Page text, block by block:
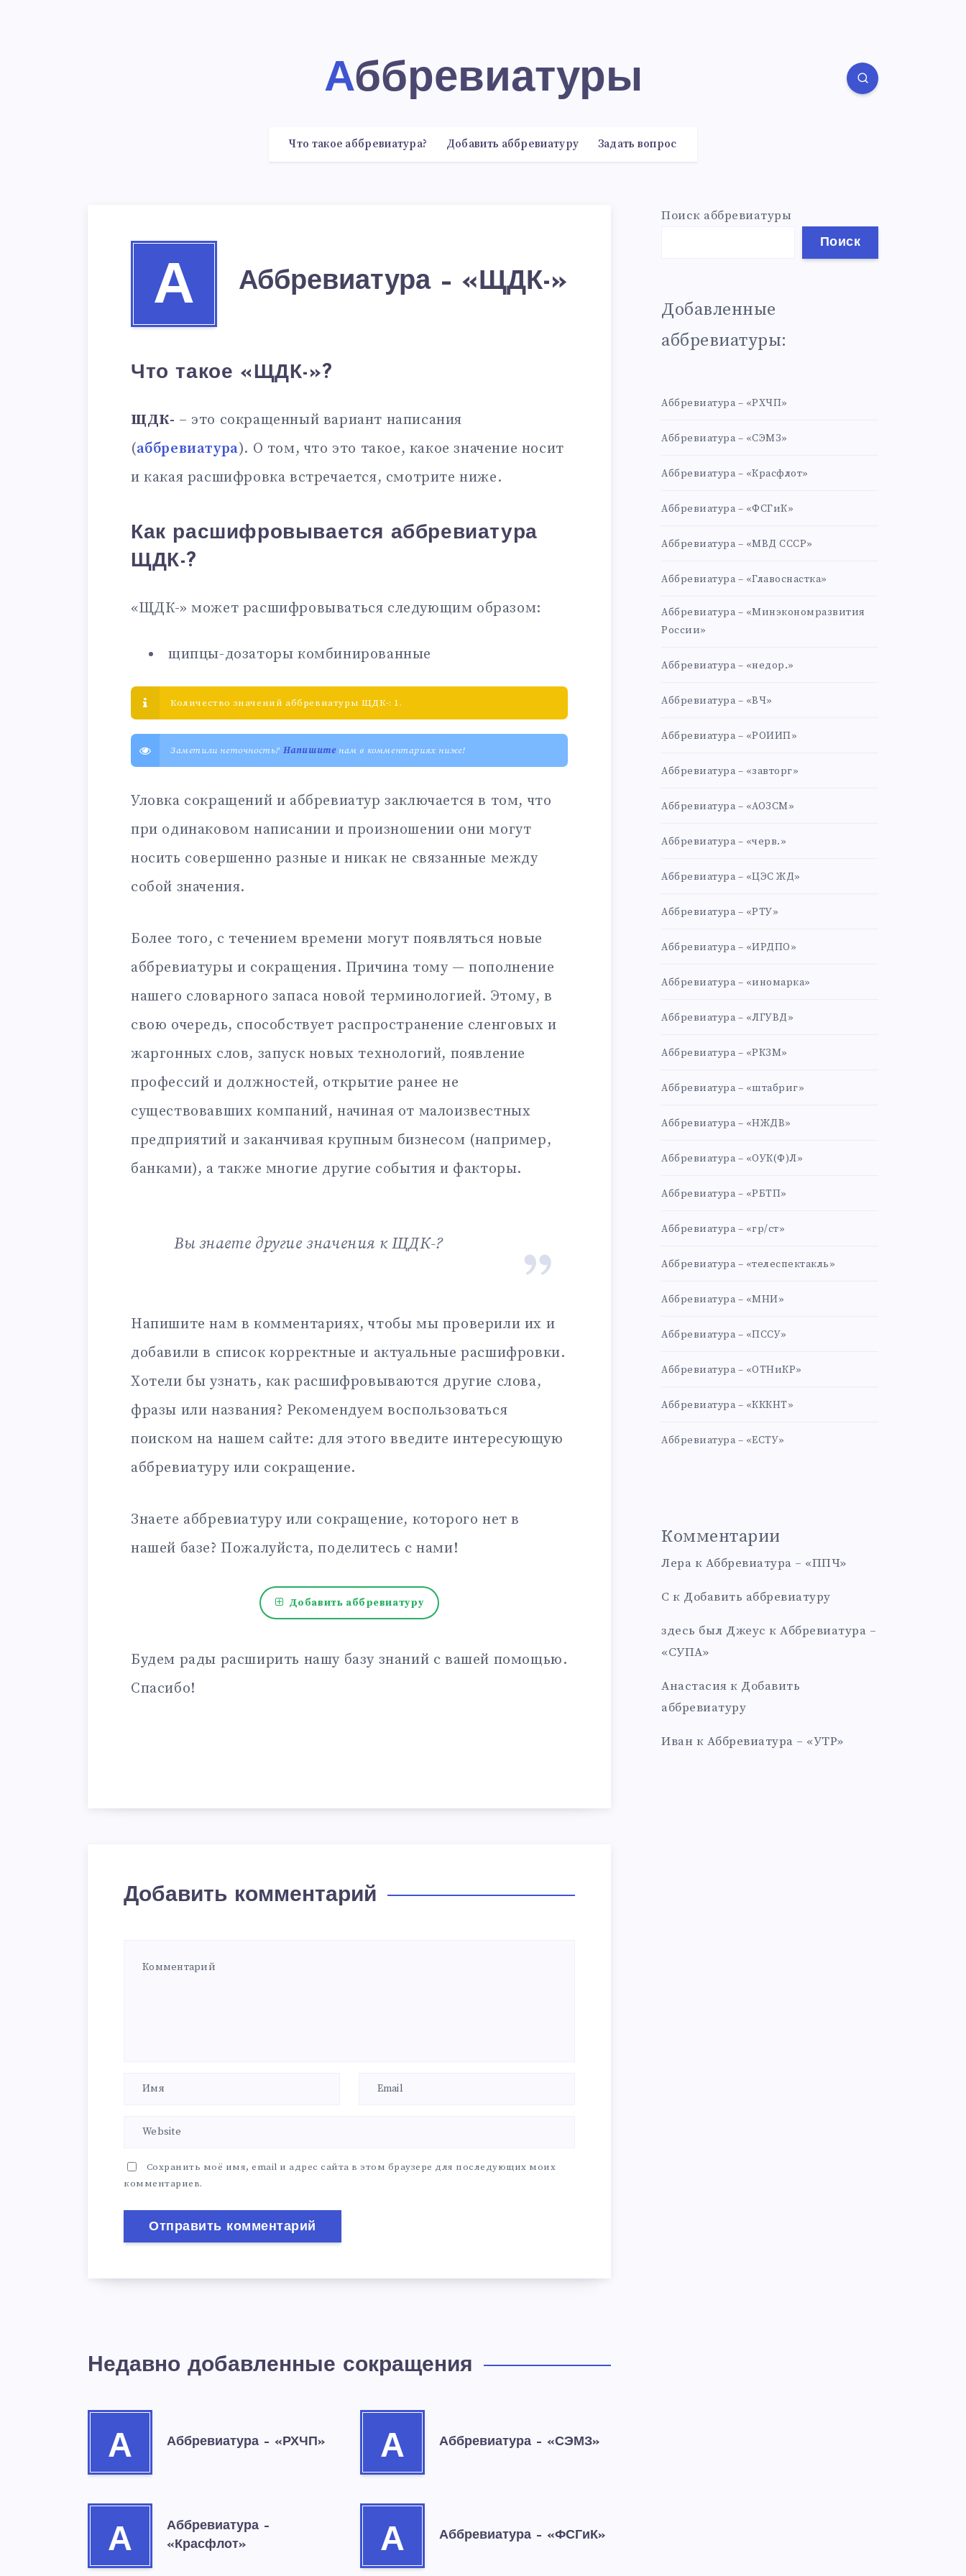
Аббревиатуры
Что такое аббревиатура? Добавить аббревиатуру Задать вопрос
А Аббревиатура – «ЩДК-»
Что такое «ЩДК-»?
ЩДК- – это сокращенный вариант написания
(аббревиатура). О том, что это такое, какое значение носит
и какая расшифровка встречается, смотрите ниже.
Как расшифровывается аббревиатура
ЩДК-?
«ЩДК-» может расшифровываться следующим образом:
щипцы-дозаторы комбинированные
Количество значений аббревиатуры ЩДК-: 1.
Заметили неточность? Напишитенам в комментариях ниже!
Уловка сокращений и аббревиатур заключается в том, что
при одинаковом написании и произношении они могут
носить совершенно разные и никак не связанные между
собой значения.
Более того, с течением времени могут появляться новые
аббревиатуры и сокращения. Причина тому — пополнение
нашего словарного запаса новой терминологией. Этому, в
свою очередь, способствует распространение сленговых и
жаргонных слов, запуск новых технологий, появление
профессий и должностей, открытие ранее не
существовавших компаний, начиная от малоизвестных
предприятий и заканчивая крупным бизнесом (например,
банками), а также многие другие события и факторы.
Вы знаете другие значения к ЩДК-?
Напишите нам в комментариях, чтобы мы проверили их и
добавили в список корректные и актуальные расшифровки.
Хотели бы узнать, как расшифровываются другие слова,
фразы или названия? Рекомендуем воспользоваться
поиском на нашем сайте: для этого введите интересующую
аббревиатуру или сокращение.
Знаете аббревиатуру или сокращение, которого нет в
нашей базе? Пожалуйста, поделитесь с нами!
Добавить аббревиатуру
Будем рады расширить нашу базу знаний с вашей помощью.
Спасибо!
Добавить комментарий
Сохранить моё имя, email и адрес сайта в этом браузере для последующих моих
комментариев.
Недавно добавленные сокращения
А Аббревиатура – «РХЧП» А Аббревиатура – «СЭМЗ»
А
Аббревиатура –
«Красфлот»
А Аббревиатура – «ФСГиК»
Поиск аббревиатуры
Поиск
Добавленные
аббревиатуры:
Аббревиатура – «РХЧП»
Аббревиатура – «СЭМЗ»
Аббревиатура – «Красфлот»
Аббревиатура – «ФСГиК»
Аббревиатура – «МВД СССР»
Аббревиатура – «Главоснастка»
Аббревиатура – «Минэкономразвития
России»
Аббревиатура – «недор.»
Аббревиатура – «ВЧ»
Аббревиатура – «РОИИП»
Аббревиатура – «завторг»
Аббревиатура – «АОЗСМ»
Аббревиатура – «черв.»
Аббревиатура – «ЦЭС ЖД»
Аббревиатура – «РТУ»
Аббревиатура – «ИРДПО»
Аббревиатура – «иномарка»
Аббревиатура – «ЛГУВД»
Аббревиатура – «РКЗМ»
Аббревиатура – «штабриг»
Аббревиатура – «НЖДВ»
Аббревиатура – «ОУК(Ф)Л»
Аббревиатура – «РБТП»
Аббревиатура – «гр/ст»
Аббревиатура – «телеспектакль»
Аббревиатура – «МНИ»
Аббревиатура – «ПССУ»
Аббревиатура – «ОТНиКР»
Аббревиатура – «КККНТ»
Аббревиатура – «ЕСТУ»
Комментарии
Лера к Аббревиатура – «ППЧ»
С к Добавить аббревиатуру
здесь был Джеус к Аббревиатура –
«СУПА»
Анастасия к Добавить
аббревиатуру
Иван к Аббревиатура – «УТР»